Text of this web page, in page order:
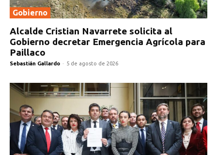
Gobierno
Alcalde Cristian Navarrete solicita al
Gobierno decretar Emergencia Agrícola para
Paillaco
Sebastián Gallardo - 5 de agosto de 2026